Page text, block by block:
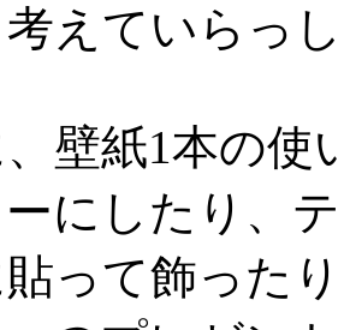
考えていらっ
壁紙1本の使
にしたり、
って飾った